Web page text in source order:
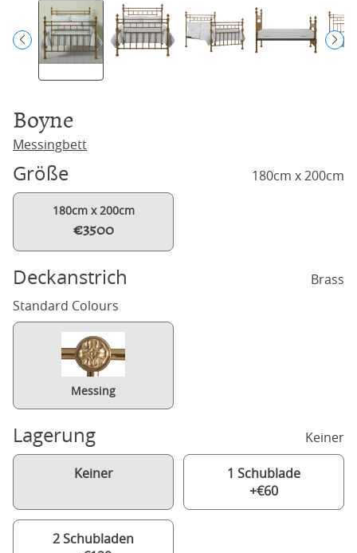
Boyne
Messingbett
Größe 180cm x 200cm
180cm x 200cm
€3500
Deckanstrich
Brass
Standard Colours
Messing
Lagerung Keiner
Keiner
1 Schublade
+€60
2 Schubladen